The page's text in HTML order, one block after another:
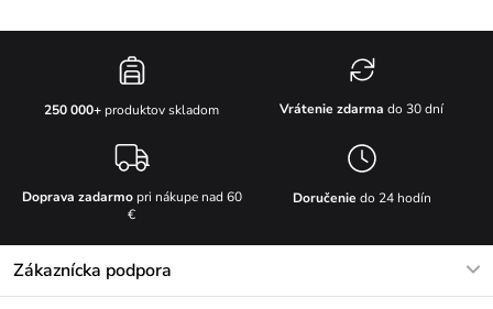
250 000+ produktov skladom Vrátenie zdarma do 30 dní
Doprava zadarmopri nákupe nad 60
€
Doručenie do 24 hodín
Zákaznícka podpora